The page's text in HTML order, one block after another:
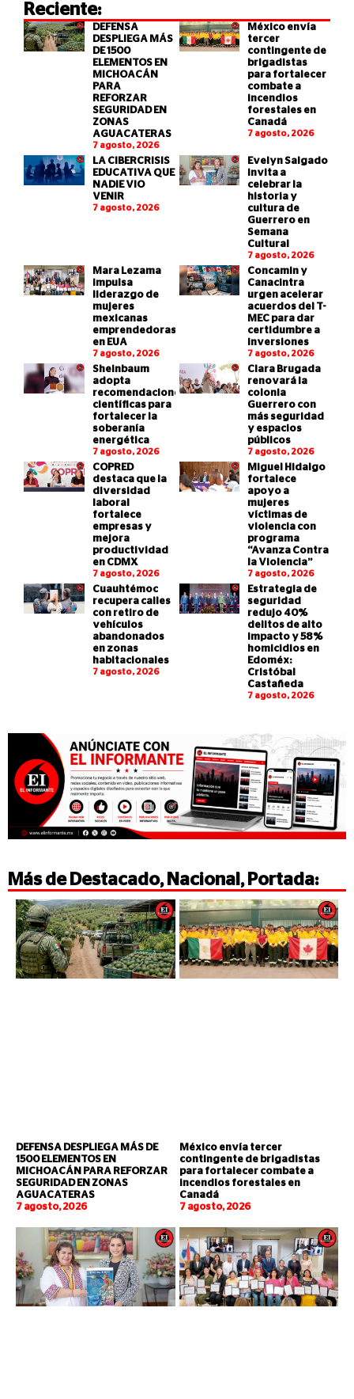
Reciente:
DEFENSA
DESPLIEGA MÁS
DE 1500
ELEMENTOS EN
MICHOACÁN
PARA
REFORZAR
SEGURIDAD EN
ZONAS
AGUACATERAS
7 agosto, 2026
México envía
tercer
contingente de
brigadistas
para fortalecer
combate a
incendios
forestales en
Canadá
7 agosto, 2026
LA CIBERCRISIS
EDUCATIVA QUE
NADIE VIO
VENIR
7 agosto, 2026
Evelyn Salgado
invita a
celebrar la
historia y
cultura de
Guerrero en
Semana
Cultural
7 agosto, 2026
Mara Lezama
impulsa
liderazgo de
mujeres
mexicanas
emprendedoras
en EUA
7 agosto, 2026
Concamin y
Canacintra
urgen acelerar
acuerdos del T-
MEC para dar
certidumbre a
inversiones
7 agosto, 2026
Sheinbaum
adopta
recomendaciones
científicas para
fortalecer la
soberanía
energética
7 agosto, 2026
Clara Brugada
renovará la
colonia
Guerrero con
más seguridad
y espacios
públicos
7 agosto, 2026
COPRED
destaca que la
diversidad
laboral
fortalece
empresas y
mejora
productividad
en CDMX
7 agosto, 2026
Miguel Hidalgo
fortalece
apoyo a
mujeres
víctimas de
violencia con
programa
“Avanza Contra
la Violencia”
7 agosto, 2026
Cuauhtémoc
recupera calles
con retiro de
vehículos
abandonados
en zonas
habitacionales
7 agosto, 2026
Estrategia de
seguridad
redujo 40%
delitos de alto
impacto y 58%
homicidios en
Edoméx:
Cristóbal
Castañeda
7 agosto, 2026
Más de Destacado, Nacional , Portada:
DEFENSA DESPLIEGA MÁS DE
1500 ELEMENTOS EN
MICHOACÁN PARA REFORZAR
SEGURIDAD EN ZONAS
AGUACATERAS
7 agosto, 2026
México envía tercer
contingente de brigadistas
para fortalecer combate a
incendios forestales en
Canadá
7 agosto, 2026